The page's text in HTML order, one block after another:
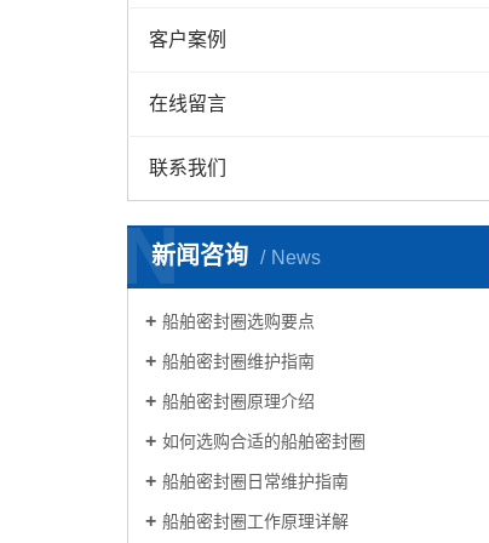
客户案例
在线留言
联系我们
新闻咨询 News
N
船舶密封圈选购要点
船舶密封圈维护指南
船舶密封圈原理介绍
如何选购合适的船舶密封圈
船舶密封圈日常维护指南
船舶密封圈工作原理详解